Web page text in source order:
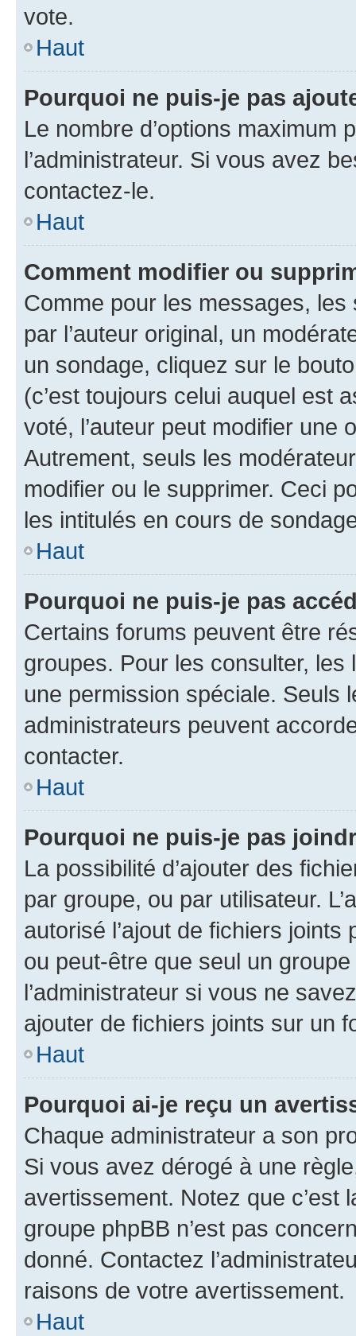
vote.
Haut
Pourquoi ne puis-je pas
Le nombre d’options maximum
l’administrateur. Si vous avez
contactez-le.
Haut
Comment modifier ou
Comme pour les messages,
par l’auteur original, un
un sondage, cliquez sur le
(c’est toujours celui auquel est
voté, l’auteur peut modifier une
Autrement, seuls les
modifier ou le supprimer. Ceci
les intitulés en cours de
Haut
Pourquoi ne puis-je pas
Certains forums peuvent être
groupes. Pour les consulter,
une permission spéciale. Seuls
administrateurs peuvent
contacter.
Haut
Pourquoi ne puis-je pas
La possibilité d’ajouter des
par groupe, ou par utilisateur.
autorisé l’ajout de fichiers
ou peut-être que seul un
l’administrateur si vous ne
ajouter de fichiers joints sur un
Haut
Pourquoi ai-je reçu un
Chaque administrateur a son
Si vous avez dérogé à une
avertissement. Notez que c’est
groupe phpBB n’est pas
donné. Contactez
raisons de votre avertissement.
Haut